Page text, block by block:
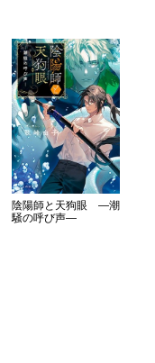
陰陽師と天狗眼 ―潮
騒の呼び声―